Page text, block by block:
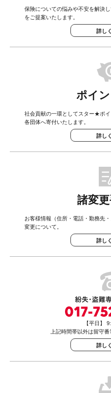
保険についての悩みや不安を解決
をご提案いたします。
詳し
ポイ
社会貢献の一環としてスター★ポイ
各団体へ寄付いたします。
詳し
諸変
お客様情報（住所・電話・勤務先
変更について。
詳し
【平日】
上記時間帯以外は留守
詳し